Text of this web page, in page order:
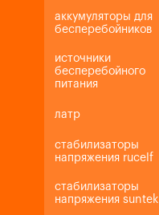
аккумуляторы для
бесперебойников
источники
бесперебойного
питания
латр
стабилизаторы
напряжения rucelf
стабилизаторы
напряжения suntek